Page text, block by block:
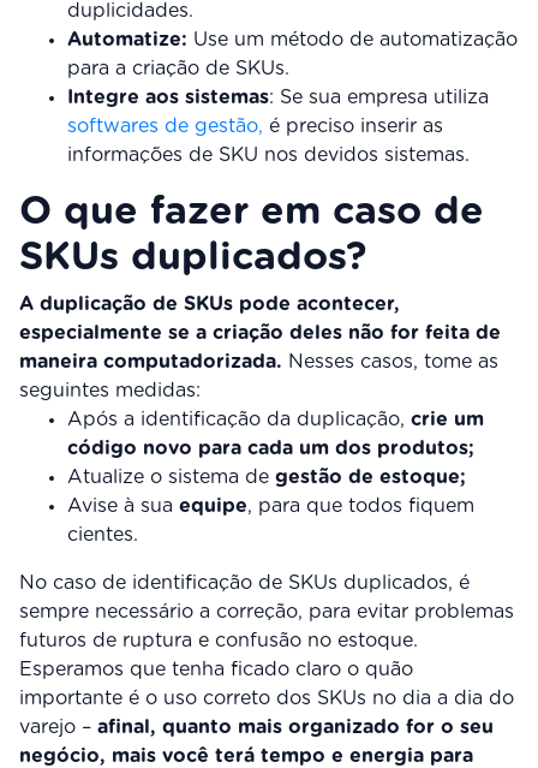
duplicidades.
Automatize: Use um método de automatização
para a criação de SKUs.
Integre aos sistemas: Se sua empresa utiliza
softwares de gestão, é preciso inserir as
informações de SKU nos devidos sistemas.
O que fazer em caso de
SKUs duplicados?
A duplicação de SKUs pode acontecer,
especialmente se a criação deles não for feita de
maneira computadorizada. Nesses casos, tome as
seguintes medidas:
Após a identificação da duplicação, crie um
código novo para cada um dos produtos;
Atualize o sistema de gestão de estoque;
Avise à sua equipe, para que todos fiquem
cientes.
No caso de identificação de SKUs duplicados, é
sempre necessário a correção, para evitar problemas
futuros de ruptura e confusão no estoque.
Esperamos que tenha ficado claro o quão
importante é o uso correto dos SKUs no dia a dia do
varejo – afinal, quanto mais organizado for o seu
negócio, mais você terá tempo e energia para